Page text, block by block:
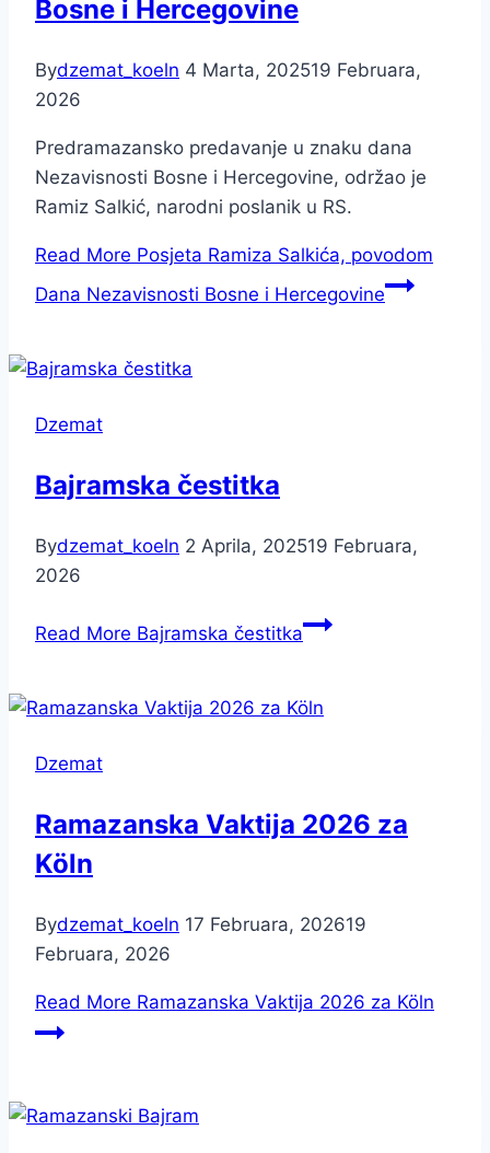
Bosne i Hercegovine
Bydzemat_koeln 4 Marta, 202519 Februara,
2026
Predramazansko predavanje u znaku dana
Nezavisnosti Bosne i Hercegovine, održao je
Ramiz Salkić, narodni poslanik u RS.
Read More Posjeta Ramiza Salkića, povodom
Dana Nezavisnosti Bosne i Hercegovine
Dzemat
Bajramska čestitka
Bydzemat_koeln 2 Aprila, 202519 Februara,
2026
Read More Bajramska čestitka
Dzemat
Ramazanska Vaktija 2026 za
Köln
Bydzemat_koeln 17 Februara, 202619
Februara, 2026
Read More Ramazanska Vaktija 2026 za Köln